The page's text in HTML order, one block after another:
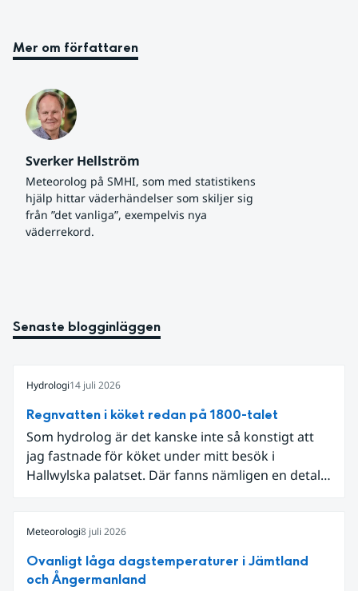
Mer om författaren
Sverker Hellström
Meteorolog på SMHI, som med statistikens
hjälp hittar väderhändelser som skiljer sig
från ”det vanliga”, exempelvis nya
väderrekord.
Senaste blogginläggen
Hydrologi14 juli 2026
Regnvatten i köket redan på 1800-talet
Som hydrolog är det kanske inte så konstigt att
jag fastnade för köket under mitt besök i
Hallwylska palatset. Där fanns nämligen en detalj
Meteorologi8 juli 2026
Ovanligt låga dagstemperaturer i Jämtland
och Ångermanland